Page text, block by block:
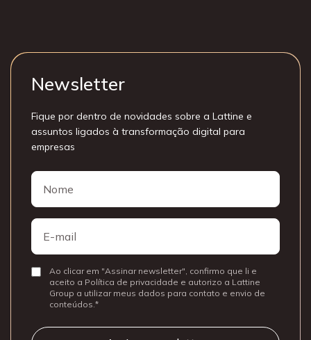
Newsletter
Fique por dentro de novidades sobre a Lattine e
assuntos ligados à transformação digital para
empresas
Nome
E-
mail
ConsentirAo clicar em "Assinar newsletter", confirmo que li e
aceito a Política de privacidade e autorizo a Lattine
Group a utilizar meus dados para contato e envio de
conteúdos.